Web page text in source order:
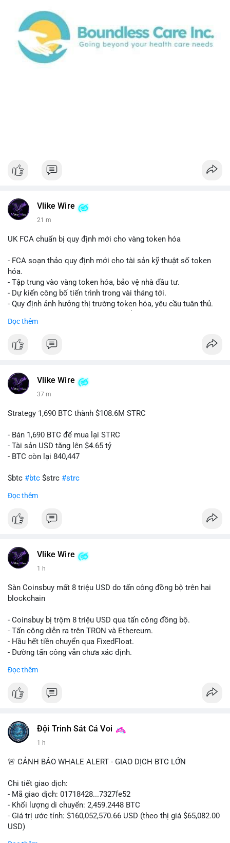
Vlike Wire
21 m
UK FCA chuẩn bị quy định mới cho vàng token hóa
- FCA soạn thảo quy định mới cho tài sản kỹ thuật số token
hóa.
- Tập trung vào vàng token hóa, bảo vệ nhà đầu tư.
- Dự kiến công bố tiến trình trong vài tháng tới.
- Quy định ảnh hưởng thị trường token hóa, yêu cầu tuân thủ.
#binancesquare
#vlikevn #titanbot
Đọc thêm
Vlike Wire
37 m
Strategy 1,690 BTC thành $108.6M STRC
- Bán 1,690 BTC để mua lại STRC
- Tài sản USD tăng lên $4.65 tỷ
- BTC còn lại 840,447
$btc #btc $strc #strc
#vlikevn
📰 Nguồn: Cointelegraph
Đọc thêm
Vlike Wire
1 h
Sàn Coinsbuy mất 8 triệu USD do tấn công đồng bộ trên hai
blockchain
- Coinsbuy bị trộm 8 triệu USD qua tấn công đồng bộ.
- Tấn công diễn ra trên TRON và Ethereum.
- Hầu hết tiền chuyển qua FixedFloat.
- Đường tấn công vẫn chưa xác định.
#binancesquare
$trx $eth
📰 Nguồn: CoinDesk
Đọc thêm
Đội Trinh Sát Cá Voi
1 h
🚨 CẢNH BÁO WHALE ALERT - GIAO DỊCH BTC LỚN
Chi tiết giao dịch:
- Mã giao dịch: 01718428...7327fe52
- Khối lượng di chuyển: 2,459.2448 BTC
- Giá trị ước tính: $160,052,570.66 USD (theo thị giá $65,082.00
USD)